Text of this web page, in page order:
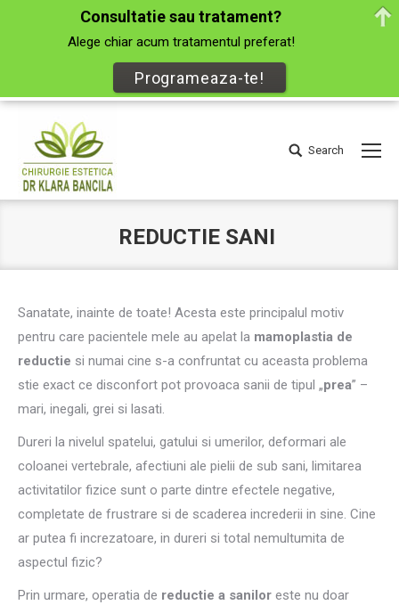
Search:
Search
REDUCTIE SANI
Sanatate, inainte de toate! Acesta este principalul motiv
pentru care pacientele mele au apelat la mamoplastia de
reductie si numai cine s-a confruntat cu aceasta problema
stie exact ce disconfort pot provoaca sanii de tipul „prea” –
mari, inegali, grei si lasati.
Dureri la nivelul spatelui, gatului si umerilor, deformari ale
coloanei vertebrale, afectiuni ale pielii de sub sani, limitarea
activitatilor fizice sunt o parte dintre efectele negative,
completate de frustrare si de scaderea increderii in sine. Cine
ar putea fi increzatoare, in dureri si total nemultumita de
aspectul fizic?
Prin urmare, operatia de reductie a sanilor este nu doar
Consultatie sau tratament?
Alege chiar acum tratamentul preferat!
Programeaza-te!